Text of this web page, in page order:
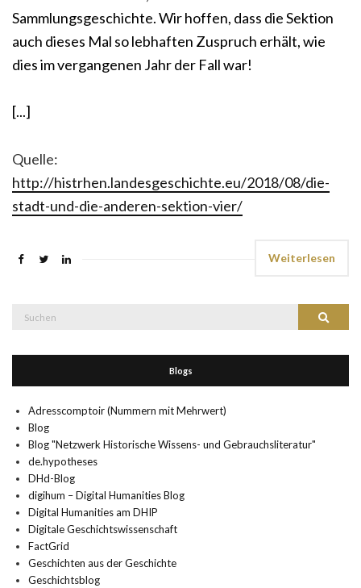
Sammlungsgeschichte. Wir hoffen, dass die Sektion
auch dieses Mal so lebhaften Zuspruch erhält, wie
dies im vergangenen Jahr der Fall war!
[...]
Quelle:
http://histrhen.landesgeschichte.eu/2018/08/die-
stadt-und-die-anderen-sektion-vier/
Weiterlesen
Suchen
Blogs
Adresscomptoir (Nummern mit Mehrwert)
Blog
Blog "Netzwerk Historische Wissens- und Gebrauchsliteratur"
de.hypotheses
DHd-Blog
digihum – Digital Humanities Blog
Digital Humanities am DHIP
Digitale Geschichtswissenschaft
FactGrid
Geschichten aus der Geschichte
Geschichtsblog